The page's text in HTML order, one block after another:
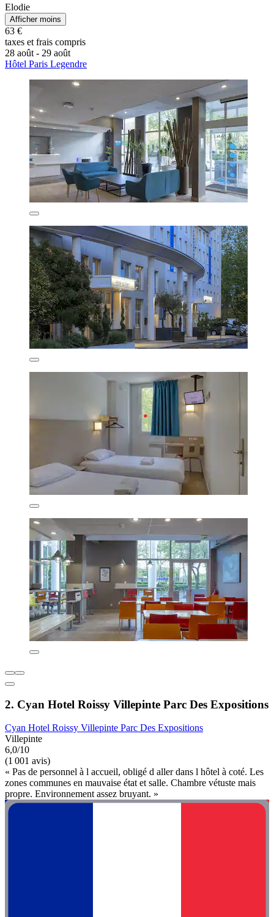
Elodie
Afficher moins
63 €
taxes et frais compris
28 août - 29 août
Hôtel Paris Legendre
2. Cyan Hotel Roissy Villepinte Parc Des Expositions
Cyan Hotel Roissy Villepinte Parc Des Expositions
Villepinte
6,0/10
(1 001 avis)
« Pas de personnel à l accueil, obligé d aller dans l hôtel à coté. Les
zones communes en mauvaise état et salle. Chambre vétuste mais
propre. Environnement assez bruyant. »